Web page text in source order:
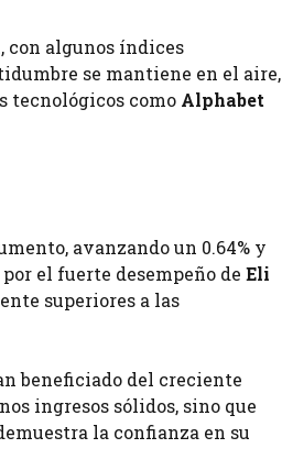
con algunos índices
se mantiene en el aire,
tecnológicos como Alphabet
avanzando un 0.64% y
el fuerte desempeño de Eli
superiores a las
beneficiado del creciente
ingresos sólidos, sino que
la confianza en su